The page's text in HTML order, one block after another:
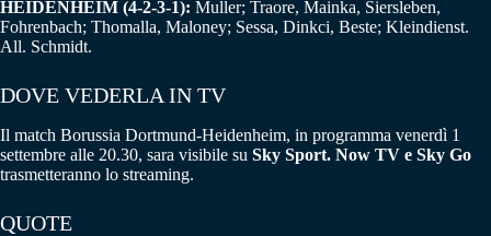
HEIDENHEIM (4-2-3-1): Muller; Traore, Mainka, Siersleben,
Fohrenbach; Thomalla, Maloney; Sessa, Dinkci, Beste; Kleindienst.
All. Schmidt.
DOVE VEDERLA IN TV
Il match Borussia Dortmund-Heidenheim, in programma venerdì 1
settembre alle 20.30, sara visibile su Sky Sport. Now TV e Sky Go
trasmetteranno lo streaming.
QUOTE